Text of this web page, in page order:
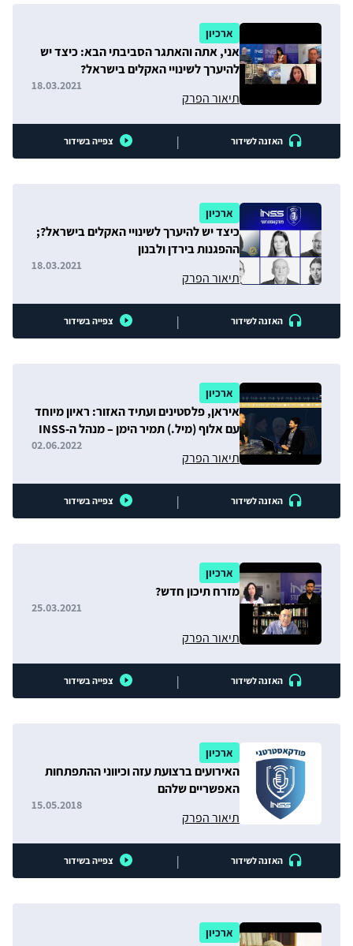
ארכיון
אני, אתה והאתגר הסביבתי הבא: כיצד יש
להיערך לשינויי האקלים בישראל?
תיאור הפרק
18.03.2021
האזנה לשידור | צפייה בשידור
ארכיון
כיצד יש להיערך לשינויי האקלים בישראל?;
ההפגנות בירדן ולבנון
תיאור הפרק
18.03.2021
האזנה לשידור | צפייה בשידור
ארכיון
איראן, פלסטינים ועתיד האזור: ראיון מיוחד
עם אלוף (מיל.) תמיר הימן – מנהל ה-INSS
תיאור הפרק
02.06.2022
האזנה לשידור | צפייה בשידור
ארכיון
מזרח תיכון חדש?
תיאור הפרק
25.03.2021
האזנה לשידור | צפייה בשידור
ארכיון
האירועים ברצועת עזה וכיווני ההתפתחות
האפשריים שלהם
תיאור הפרק
15.05.2018
האזנה לשידור | צפייה בשידור
ארכיון